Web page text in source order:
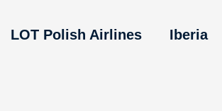
LOT Polish Airlines Iberia